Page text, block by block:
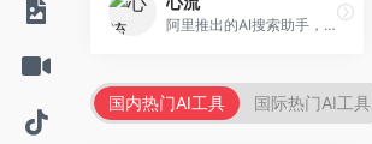
阿里推出的AI搜索助手，专注于智能信息获取。面向普通用户，提供智能搜索、内容整理、知识问答等服务，与阿里生态深度整合。
国内热门AI工具 国际热门AI工具